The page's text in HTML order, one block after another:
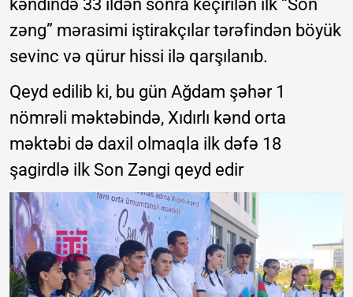
kəndində 33 ildən sonra keçirilən ilk “Son
zəng” mərasimi iştirakçılar tərəfindən böyük
sevinc və qürur hissi ilə qarşılanıb.
Qeyd edilib ki, bu gün Ağdam şəhər 1
nömrəli məktəbində, Xıdırlı kənd orta
məktəbi də daxil olmaqla ilk dəfə 18
şagirdlə ilk Son Zəngi qeyd edir